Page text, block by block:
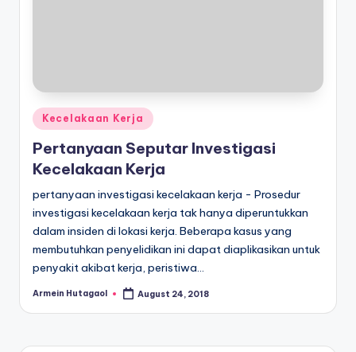
Posted
in
Kecelakaan Kerja
Pertanyaan Seputar Investigasi
Kecelakaan Kerja
pertanyaan investigasi kecelakaan kerja - Prosedur
investigasi kecelakaan kerja tak hanya diperuntukkan
dalam insiden di lokasi kerja. Beberapa kasus yang
membutuhkan penyelidikan ini dapat diaplikasikan untuk
penyakit akibat kerja, peristiwa…
Posted
Armein Hutagaol August 24, 2018